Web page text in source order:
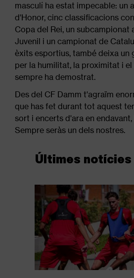
masculí ha estat impecable: un
d'Honor, cinc classificacions
Copa del Rei, un subcampionat
Juvenil i un campionat de
èxits esportius, també deixa un
per la humilitat, la proximitat i
sempre ha demostrat.
Des del CF Damm t'agraïm
que has fet durant tot aquest
sort i encerts d'ara en endavant,
Sempre seràs un dels nostres.
Últimes notícies